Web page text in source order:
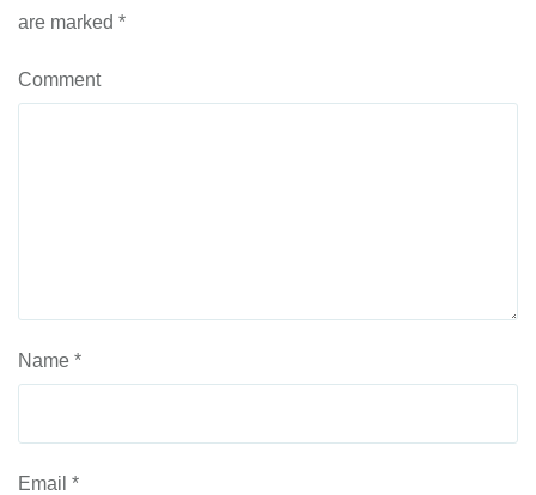
are marked *
Comment
Name *
Email *